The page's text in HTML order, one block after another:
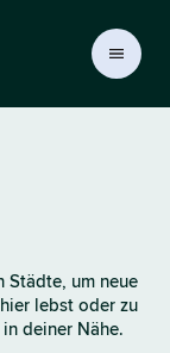
Städte, um neue
lebst oder zu
deiner Nähe.